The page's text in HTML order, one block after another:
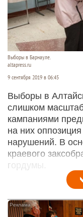
Выборы в Барнауле.
altapress.ru
9 сентября 2019 в 06:45
Выборы в
слишком
кампаниями
на них
нарушений. В
краевого
гордумы.